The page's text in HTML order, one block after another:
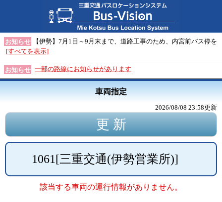
お知らせ
【伊勢】7月1日～9月末まで、道路工事のため、内宮前バス停を
[すべてを表示]
お知らせ 一部の路線にお知らせがあります
車両指定
2026/08/08 23:58更新
1061[三重交通(伊勢営業所)]
該当する車両の運行情報がありません。